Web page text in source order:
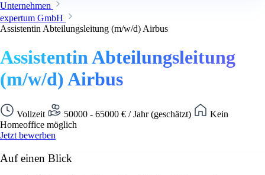
Unternehmen
expertum GmbH
Assistentin Abteilungsleitung (m/w/d) Airbus
Assistentin Abteilungsleitung
(m/w/d) Airbus
Vollzeit 50000 - 65000 € / Jahr (geschätzt)
Kein
Homeoffice möglich
Jetzt bewerben
Auf einen Blick